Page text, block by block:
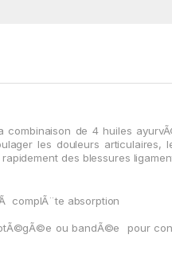
de 4 huiles
les douleurs articulaires,
des blessures
complÃ¨te absorption
ou bandÃ©e pour